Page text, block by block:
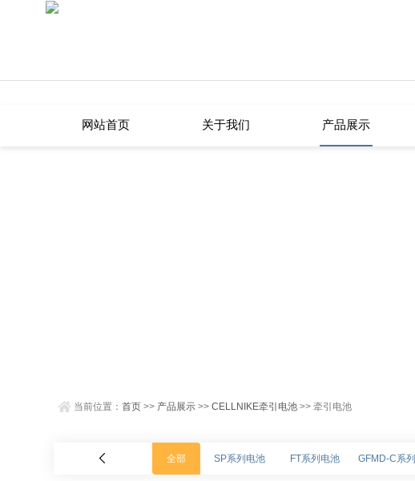
网站首页 关于我们 产品展示
当前位置：首页 >> 产品展示 >>CELLNIKE牵引电池 >> 牵引电池
全部 SP系列电池 FT系列电池 GFMD-C系列